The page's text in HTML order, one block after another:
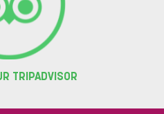
TRIPADVISOR